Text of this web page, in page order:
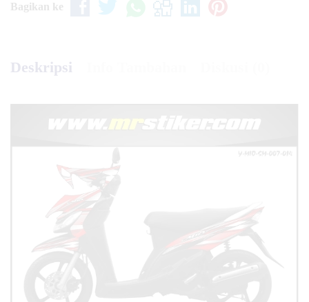
Bagikan ke
Deskripsi